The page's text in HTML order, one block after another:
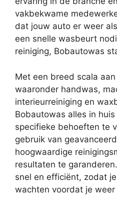
vakbekwame
dat jouw auto er weer
een snelle wasbeurt
reiniging, Bobautowas
Met een breed scala
waaronder handwas,
interieurreiniging en
Bobautowas alles in
specifieke behoeften te
gebruik van
hoogwaardige
resultaten te
snel en efficiënt, zodat
wachten voordat je